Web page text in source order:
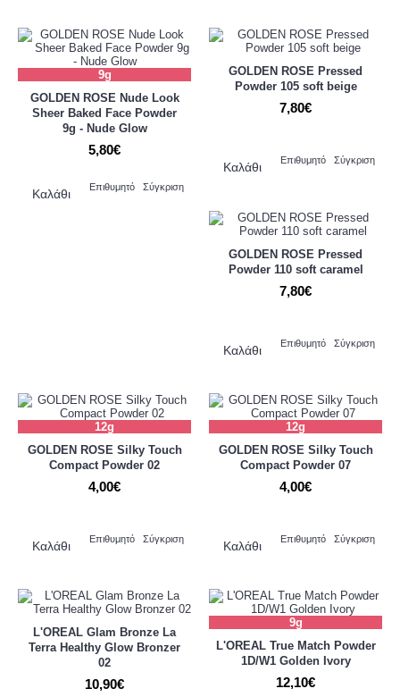
9g
GOLDEN ROSE Nude Look
Sheer Baked Face Powder
9g - Nude Glow
5,80€
Καλάθι Επιθυμητό Σύγκριση
GOLDEN ROSE Pressed
Powder 105 soft beige
7,80€
Καλάθι Επιθυμητό Σύγκριση
GOLDEN ROSE Pressed
Powder 110 soft caramel
7,80€
Καλάθι Επιθυμητό Σύγκριση
12g
GOLDEN ROSE Silky Touch
Compact Powder 02
4,00€
Καλάθι Επιθυμητό Σύγκριση
12g
GOLDEN ROSE Silky Touch
Compact Powder 07
4,00€
Καλάθι Επιθυμητό Σύγκριση
L'OREAL Glam Bronze La
Terra Healthy Glow Bronzer
02
10,90€
9g
L'OREAL True Match Powder
1D/W1 Golden Ivory
12,10€